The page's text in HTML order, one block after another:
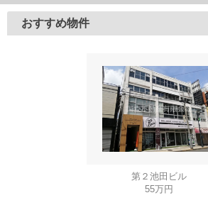
おすすめ物件
第２池田ビル
55万円